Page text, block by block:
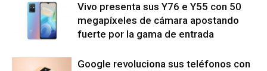
Vivo presenta sus Y76 e Y55 con 50
megapíxeles de cámara apostando
fuerte por la gama de entrada
Google revoluciona sus teléfonos con